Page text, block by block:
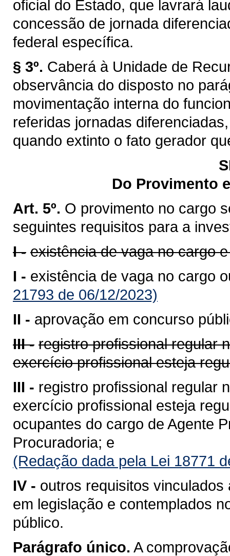
oficial do Estado, que lavrará
concessão de jornada
federal específica.
§ 3º. Caberá à Unidade de
observância do disposto no
movimentação interna do
referidas jornadas
quando extinto o fato gerador
Do Provimento
Art. 5º. O provimento no cargo
seguintes requisitos para a
I - existência de vaga no cargo
I - existência de vaga no cargo
21793 de 06/12/2023)
II - aprovação em concurso
III - registro profissional regular
exercício profissional esteja
III - registro profissional regular
exercício profissional esteja
ocupantes do cargo de Agente
Procuradoria; e
(Redação dada pela Lei 18771
IV - outros requisitos
em legislação e contemplados
público.
Parágrafo único. A